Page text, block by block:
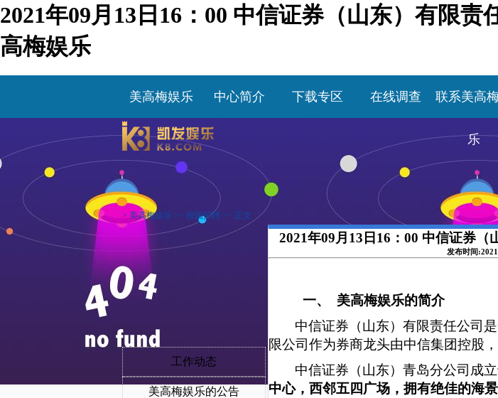
2021年09月13日16：00 中信证券（山东）有限
高梅娱乐
美高梅娱乐 中心简介 下载专区 在线调查 联系美高
乐
> 美高梅娱乐 >> 校园招聘 >> 正文
工作动态
美高梅娱乐的公告
2021年09月13日16：00 中信证券
发布时间
一、
美高梅娱乐的简介
中信证券（山东）有限责任公司
限公司作为券商龙头由中信集团控股
中信证券（山东）青岛分公司成
中心，西邻五四广场，拥有绝佳的海